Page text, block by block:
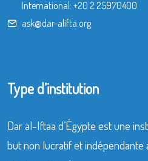
International: +20 2 25970400
ask@dar-alifta.org
Type d’institution
Dar al-Iftaa d’Égypte est une
but non lucratif et indépendante